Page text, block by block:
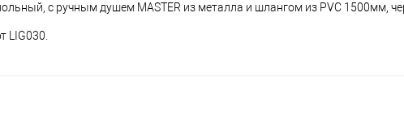
с ручным душем MASTER из металла и шлангом из PVC 1500мм,
LIG030.